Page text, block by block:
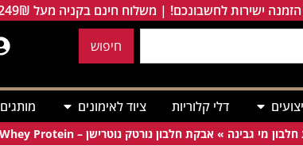
ישירות לחשבונכם! | משלוח חינם בקניה מעל 249₪
חיפוש
דלי קלוריות ציוד לאימונים מותגים
מי גבינה » אבקת חלבון נורטק נוטרישן – Norwegian Whey Protein